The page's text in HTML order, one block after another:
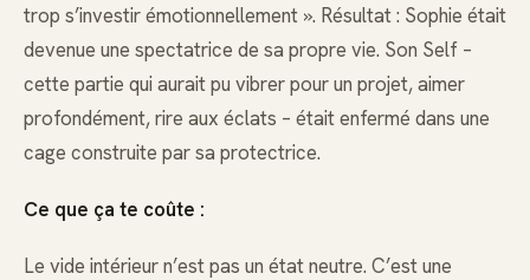
trop s’investir émotionnellement ». Résultat : Sophie était
devenue une spectatrice de sa propre vie. Son Self –
cette partie qui aurait pu vibrer pour un projet, aimer
profondément, rire aux éclats – était enfermé dans une
cage construite par sa protectrice.
Ce que ça te coûte :
Le vide intérieur n’est pas un état neutre. C’est une